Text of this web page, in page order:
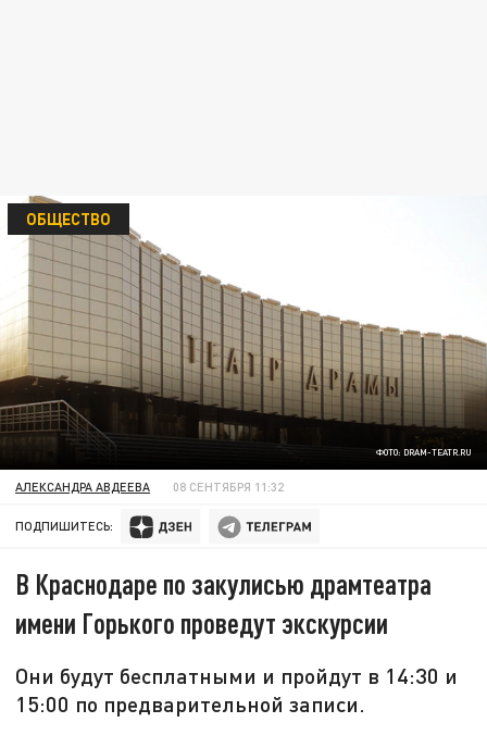
ФОТО: DRAM-TEATR.RU
ОБЩЕСТВО
АЛЕКСАНДРА АВДЕЕВА 08 СЕНТЯБРЯ 11:32
ПОДПИШИТЕСЬ:
В Краснодаре по закулисью драмтеатра
имени Горького проведут экскурсии
Они будут бесплатными и пройдут в 14:30 и
15:00 по предварительной записи.